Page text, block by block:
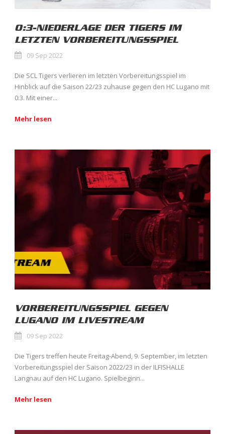
0:3-NIEDERLAGE DER TIGERS IM
LETZTEN VORBEREITUNGSSPIEL
09 Sep 2022
Die SCL Tigers verlieren im letzten Vorbereitungsspiel im
Hinblick auf die Saison 22/23 zuhause gegen den HC Lugano mit
0:3. Mit einer...
Mehr lesen
VORBEREITUNGSSPIEL GEGEN
LUGANO IM LIVESTREAM
09 Sep 2022
Die Tigers treffen heute Freitag-Abend, 9. September, im letzten
Vorbereitungsspiel der Saison 2022/23 in der ILFISHALLE
Langnau auf den HC Lugano. Spielbeginn...
Mehr lesen